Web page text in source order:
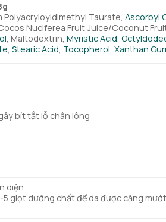
Polyacryloyldimethyl Taurate, Ascorbyl
Nuciferea Fruit Juice/Coconut
, Maltodextrin, Myristic Acid,
, Stearic Acid, Tocopherol, Xanthan
bít tắt lỗ chân lông
diện.
giọt dưỡng chất để da được căng